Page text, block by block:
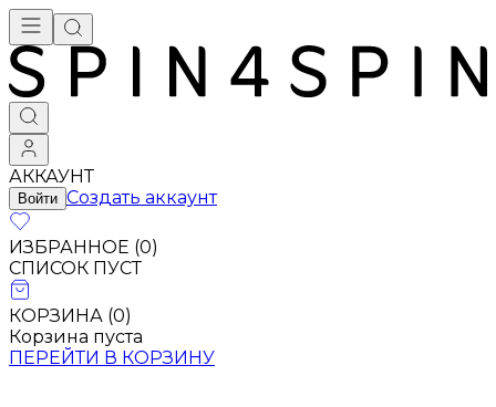
АККАУНТ
Войти Создать аккаунт
ИЗБРАННОЕ (0)
СПИСОК ПУСТ
КОРЗИНА (0)
Корзина пуста
ПЕРЕЙТИ В КОРЗИНУ
Брендовая одежда - купить в Москве